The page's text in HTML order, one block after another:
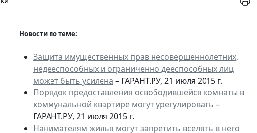
Новости по теме:
Защита имущественных прав несовершеннолетних,
недееспособных и ограниченно дееспособных лиц
может быть усилена – ГАРАНТ.РУ, 21 июля 2015 г.
Порядок предоставления освободившейся комнаты в
коммунальной квартире могут урегулировать –
ГАРАНТ.РУ, 21 июля 2015 г.
Нанимателям жилья могут запретить вселять в него